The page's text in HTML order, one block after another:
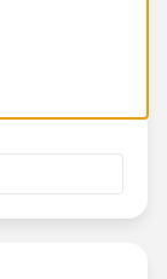
>
action =